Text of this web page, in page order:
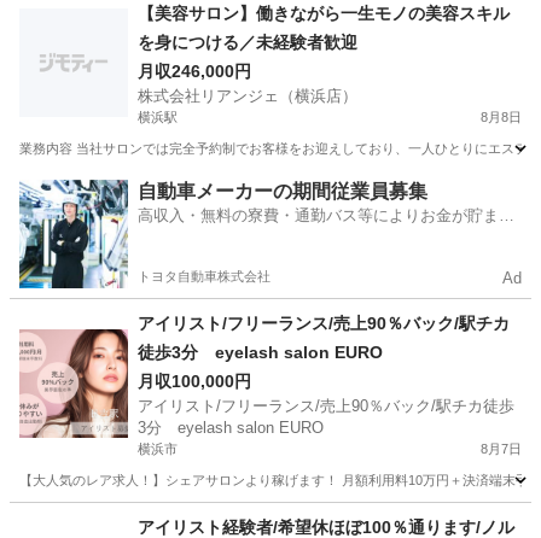
その他 トラブル
【美容サロン】働きながら一生モノの美容スキル
を身につける／未経験者歓迎
月収246,000円
株式会社リアンジェ（横浜店）
横浜駅 8月8日
業務内容 当社サロンでは完全予約制でお客様をお迎えしており、一人ひとりにエス
神奈川 横浜市 横浜駅 エステティシャン 未経験
自動車メーカーの期間従業員募集
高収入・無料の寮費・通勤バス等によりお金が貯まり
トヨタ自動車株式会社 Ad
アイリスト/フリーランス/売上90％バック/駅チカ
徒歩3分 eyelash salon EURO
月収100,000円
アイリスト/フリーランス/売上90％バック/駅チカ徒歩
3分 eyelash salon EURO
横浜市 8月7日
【大人気のレア求人！】シェアサロンより稼げます！ 月額利用料10万円＋決済端末
美容師 フリーランス
アイリスト経験者/希望休ほぼ100％通ります/ノル